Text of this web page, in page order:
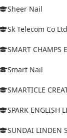
Sheer Nail
Sk Telecom Co Ltd
SMART CHAMPS
Smart Nail
SMARTICLE
SPARK ENGLISH
SUNDAI LINDEN